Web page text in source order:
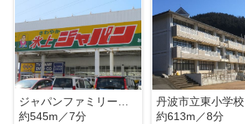
ジャパンファミリー氷上店
約545m／7分
丹波市立東小学校
約613m／8分